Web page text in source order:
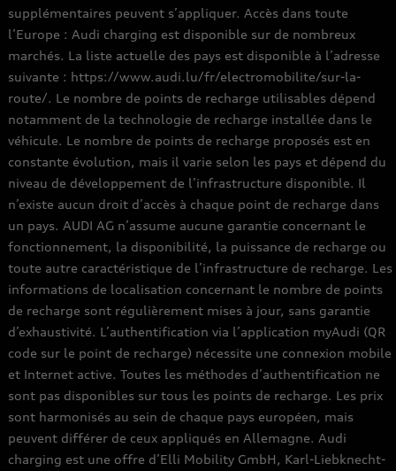
supplémentaires peuvent s’appliquer. Accès dans toute
l’Europe : Audi charging est disponible sur de nombreux
marchés. La liste actuelle des pays est disponible à l’adresse
suivante : https://www.audi.lu/fr/electromobilite/sur-la-
route/. Le nombre de points de recharge utilisables dépend
notamment de la technologie de recharge installée dans le
véhicule. Le nombre de points de recharge proposés est en
constante évolution, mais il varie selon les pays et dépend du
niveau de développement de l’infrastructure disponible. Il
n’existe aucun droit d’accès à chaque point de recharge dans
un pays. AUDI AG n’assume aucune garantie concernant le
fonctionnement, la disponibilité, la puissance de recharge ou
toute autre caractéristique de l’infrastructure de recharge. Les
informations de localisation concernant le nombre de points
de recharge sont régulièrement mises à jour, sans garantie
d’exhaustivité. L’authentification via l’application myAudi (QR
code sur le point de recharge) nécessite une connexion mobile
et Internet active. Toutes les méthodes d’authentification ne
sont pas disponibles sur tous les points de recharge. Les prix
sont harmonisés au sein de chaque pays européen, mais
peuvent différer de ceux appliqués en Allemagne. Audi
charging est une offre d’Elli Mobility GmbH, Karl-Liebknecht-